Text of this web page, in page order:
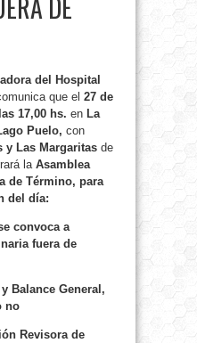
DE
del Hospital
que el 27 de
17,00 hs. en La
Puelo, con
y Las Margaritas de
laAsamblea
de Término, para
del día:
convoca a
fuera de
Balance General,
no
Revisora de